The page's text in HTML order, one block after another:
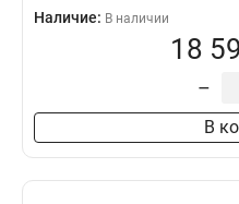
Наличие: В наличии
18
–
В